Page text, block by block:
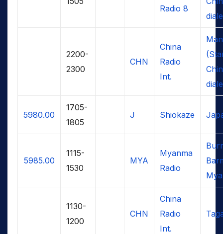
Radio 8
2200-
2300
CHN
China
Radio
Int.
5980.00
1705-
1805
J Shiokaze
5985.00
1115-
1530
MYA
Myanma
Radio
1130-
1200
CHN
China
Radio
Int.